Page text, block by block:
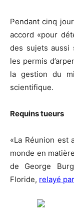
Pendant cinq
accord «pour
des sujets aussi
les permis
la gestion du
scientifique.
Requins tueurs
«La Réunion est
monde en
de George
Floride, relayé